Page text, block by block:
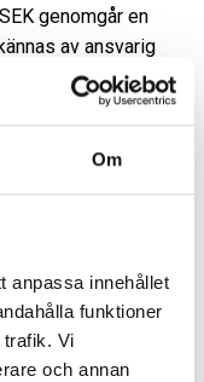
Om
anpassa innehållet
funktioner
Vi
och annan
genomgår en
av ansvarig
500
koncernnivå och
MSEK följs
(PTR) processen.
150 MSEK ska